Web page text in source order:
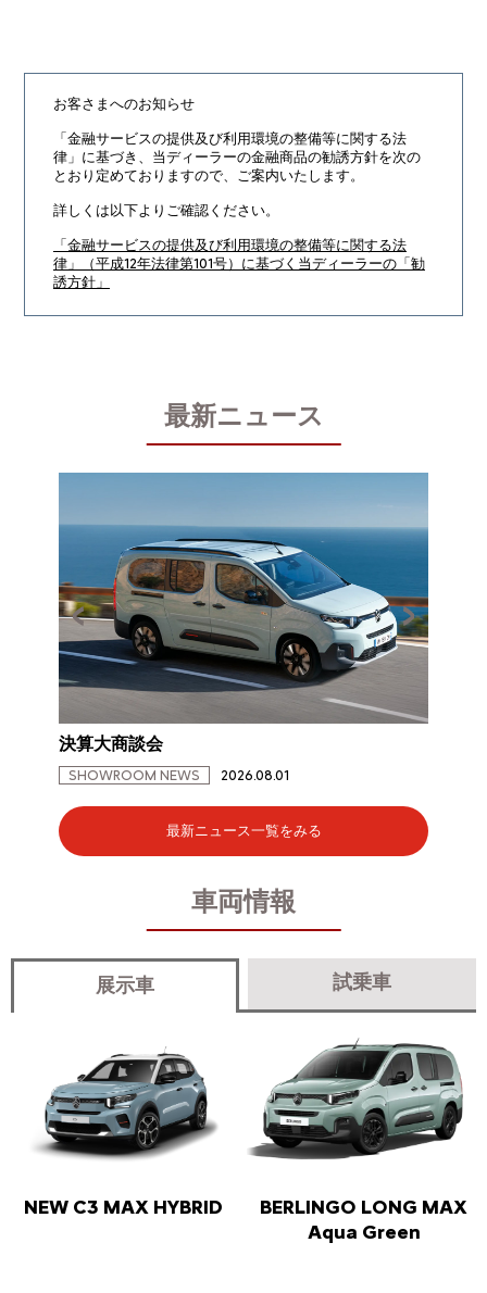
お客さまへのお知らせ
「金融サービスの提供及び利用環境の整備等に関する法
律」に基づき、 当ディーラーの金融商品の勧誘方針を次の
とおり定めておりますので、ご案内いたします。
詳しくは以下よりご確認ください。
「金融サービスの提供及び利用環境の整備等に関する法
律」（平成12年法律第101号）に基づく当ディーラーの「勧
誘方針」
最新ニュース
決算大商談会
SHOWROOM NEWS 2026.08.01
最新ニュース一覧をみる
車両情報
展示車 試乗車
NEW C3 MAX HYBRID
BERLINGO LONG MAX
Aqua Green